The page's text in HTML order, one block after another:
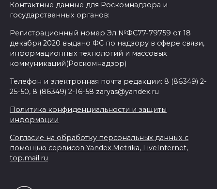
Контактные данные для Роскомнадзора и
государственных органов:
Регистрационный номер Эл №ФС77-79759 от 18
декабря 2020 выдано ФС по надзору в сфере связи,
информационных технологий и массовых
коммуникаций(Роскомнадзор)
Телефон и электронная почта редакции: 8 (86349) 2-
25-50, 8 (86349) 2-16-58 zaryas@yandex.ru
Политика конфиденциальности и защиты
информации
Согласие на обработку персональных данных с
помощью сервисов Yandex.Metrika, LiveInternet,
top.mail.ru